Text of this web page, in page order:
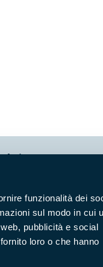
funzionalità dei
sul modo in cui
pubblicità e social
loro o che hanno
sito
in Campo